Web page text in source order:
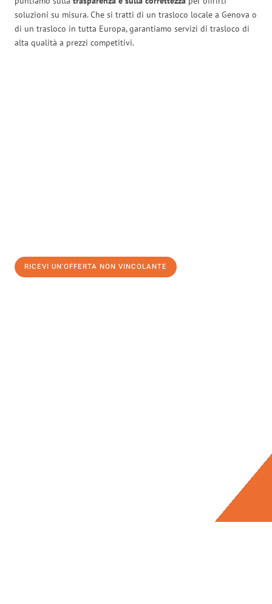
soluzioni su misura. Che si tratti di un trasloco locale a Genova o
di un trasloco in tutta Europa, garantiamo servizi di trasloco di
alta qualità a prezzi competitivi.
RICEVI UN'OFFERTA NON VINCOLANTE